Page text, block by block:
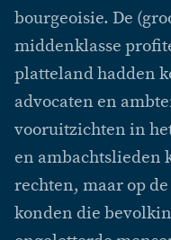
bourgeoisie. De
middenklasse
platteland hadden
advocaten en
vooruitzichten in
en ambachtslieden
rechten, maar op
konden die